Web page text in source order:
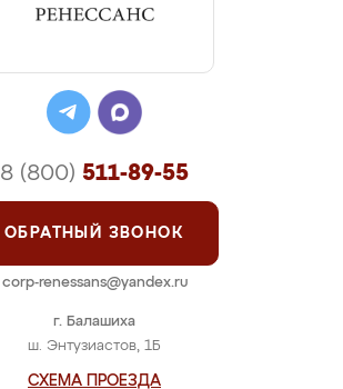
г. Балашиха
ш. Энтузиастов, 1Б
СХЕМА ПРОЕЗДА
8 (800) 511-89-55
ОБРАТНЫЙ ЗВОНОК
corp-renessans@yandex.ru